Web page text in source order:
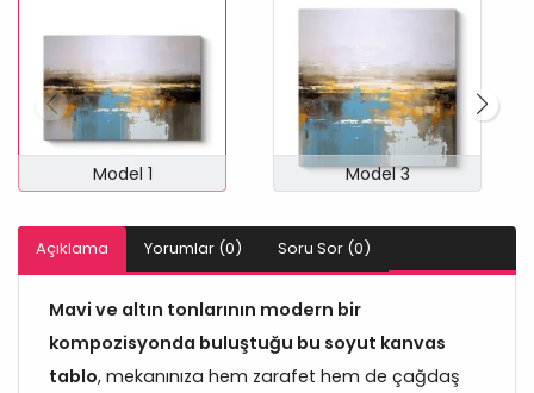
Model 1 Model 3
Açıklama Yorumlar (0) Soru Sor (0)
Mavi ve altın tonlarının modern bir
kompozisyonda buluştuğu bu soyut kanvas
tablo, mekanınıza hem zarafet hem de çağdaş